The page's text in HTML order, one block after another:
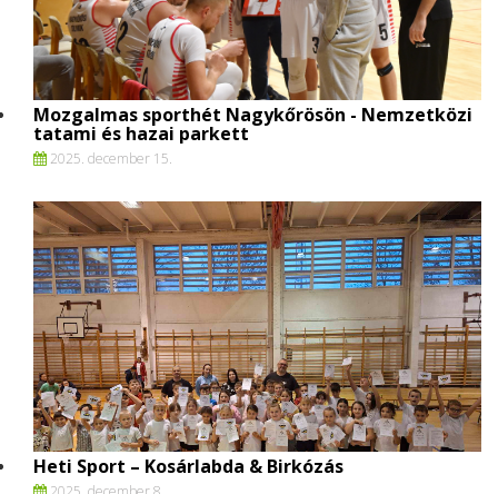
Mozgalmas sporthét Nagykőrösön - Nemzetközi
tatami és hazai parkett
2025. december 15.
Heti Sport – Kosárlabda & Birkózás